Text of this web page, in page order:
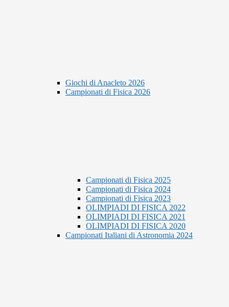
Giochi di Anacleto 2026
Campionati di Fisica 2026
Campionati di Fisica 2025
Campionati di Fisica 2024
Campionati di Fisica 2023
OLIMPIADI DI FISICA 2022
OLIMPIADI DI FISICA 2021
OLIMPIADI DI FISICA 2020
Campionati Italiani di Astronomia 2024